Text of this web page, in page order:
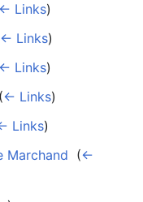
← Links)
← Links)
← Links)
(← Links)
Links)
Marchand (←